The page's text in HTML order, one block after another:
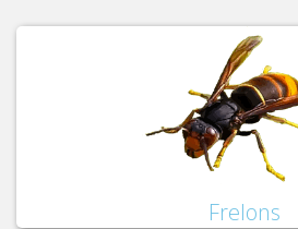
Frelons